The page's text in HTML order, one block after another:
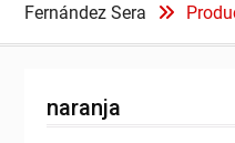
Fernández Sera
naranja